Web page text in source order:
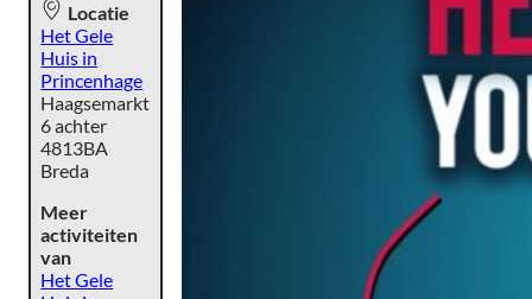
Locatie
Het Gele
Huis in
Princenhage
Haagsemarkt
6 achter
4813BA
Breda
Meer
activiteiten
van
Het Gele